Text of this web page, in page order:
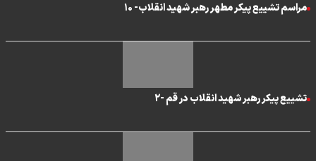
مراسم تشییع پیکر مطهر رهبر شهید انقلاب- ۱۰
تشییع پیکر رهبر شهید انقلاب در قم -۲